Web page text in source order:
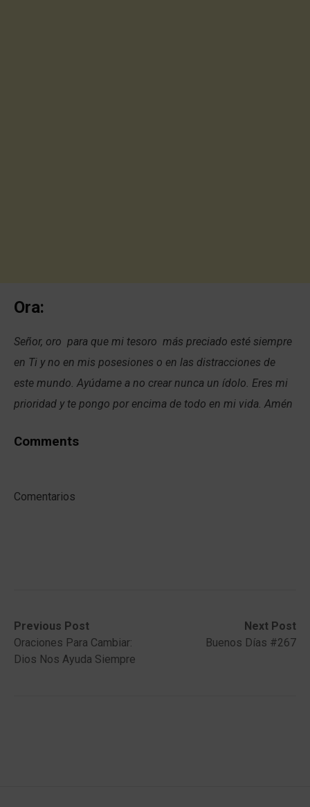
Ora:
Señor, oro para que mi tesoro más preciado esté siempre
en Ti y no en mis posesiones o en las distracciones de
este mundo. Ayúdame a no crear nunca un ídolo. Eres mi
prioridad y te pongo por encima de todo en mi vida. Amén
Comments
Comentarios
Post
navigation
Previous Post
Previous
post:Oraciones Para Cambiar:
Dios Nos Ayuda Siempre
Next Post
Next
post:
Buenos Días #267